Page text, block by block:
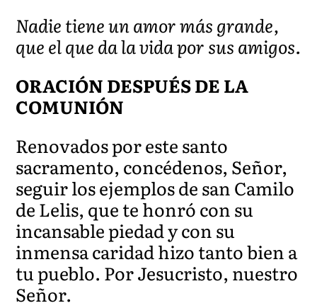
Nadie tiene un amor más grande,
que el que da la vida por sus amigos.
ORACIÓN DESPUÉS DE LA
COMUNIÓN
Renovados por este santo
sacramento, concédenos, Señor,
seguir los ejemplos de san Camilo
de Lelis, que te honró con su
incansable piedad y con su
inmensa caridad hizo tanto bien a
tu pueblo. Por Jesucristo, nuestro
Señor.